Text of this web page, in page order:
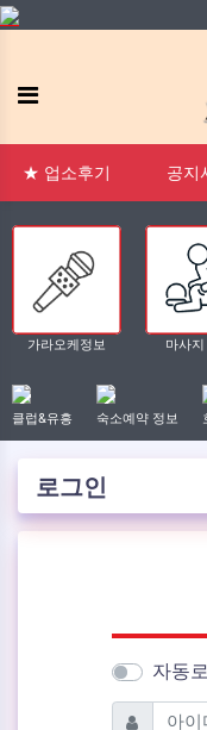
메뉴
★ 업소후기 공지
가라오케정보 마사
클럽&유흥 숙소예약 정보
로그인
자동
아이디 필수
문의 FAQ 태